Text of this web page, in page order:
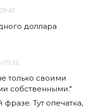
доллара
09:22
только своими
собственными."
Тут опечатка,